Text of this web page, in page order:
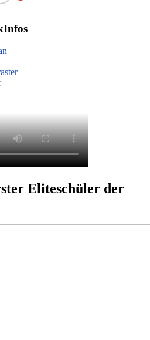
Infos
Eliteschüler der